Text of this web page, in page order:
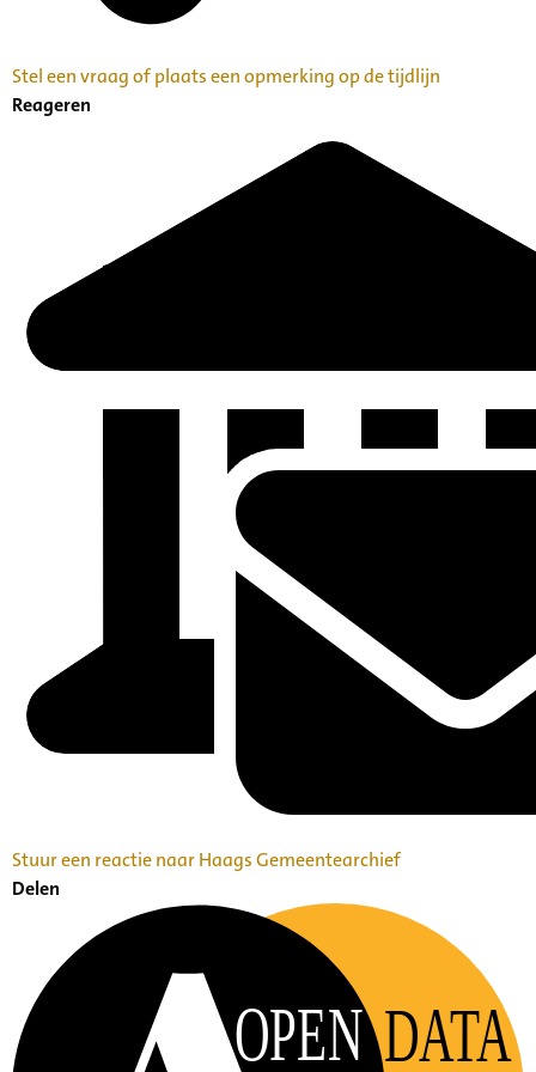
Stel een vraag of plaats een opmerking op de tijdlijn
Reageren
Stuur een reactie naar Haags Gemeentearchief
Delen
OPEN DATA